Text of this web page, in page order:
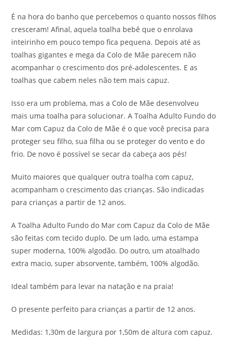
É na hora do banho que percebemos o quanto nossos filhos
cresceram! Afinal, aquela toalha bebê que o enrolava
inteirinho em pouco tempo fica pequena. Depois até as
toalhas gigantes e mega da Colo de Mãe parecem não
acompanhar o crescimento dos pré-adolescentes. E as
toalhas que cabem neles não tem mais capuz.
Isso era um problema, mas a Colo de Mãe desenvolveu
mais uma toalha para solucionar. A Toalha Adulto Fundo do
Mar com Capuz da Colo de Mãe é o que você precisa para
proteger seu filho, sua filha ou se proteger do vento e do
frio. De novo é possível se secar da cabeça aos pés!
Muito maiores que qualquer outra toalha com capuz,
acompanham o crescimento das crianças. São indicadas
para crianças a partir de 12 anos.
A Toalha Adulto Fundo do Mar com Capuz da Colo de Mãe
são feitas com tecido duplo. De um lado, uma estampa
super moderna, 100% algodão. Do outro, um atoalhado
extra macio, super absorvente, também, 100% algodão.
Ideal também para levar na natação e na praia!
O presente perfeito para crianças a partir de 12 anos.
Medidas: 1,30m de largura por 1,50m de altura com capuz.